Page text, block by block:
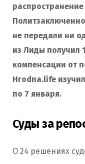
не передали ни
из Лиды получил
компенсации от
Hrodna.life
по 7 января.
Суды за
О 24 решениях